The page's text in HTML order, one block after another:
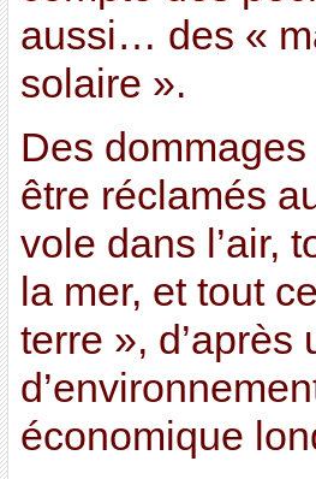
aussi… des «
solaire ».
Des
être réclamés
vole dans l’air,
la mer, et tout
terre »,
économique